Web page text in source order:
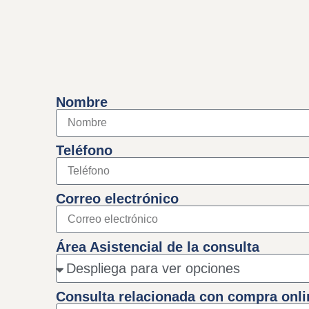
Nombre
Teléfono
Correo electrónico
Área Asistencial de la consulta
Consulta relacionada con compra